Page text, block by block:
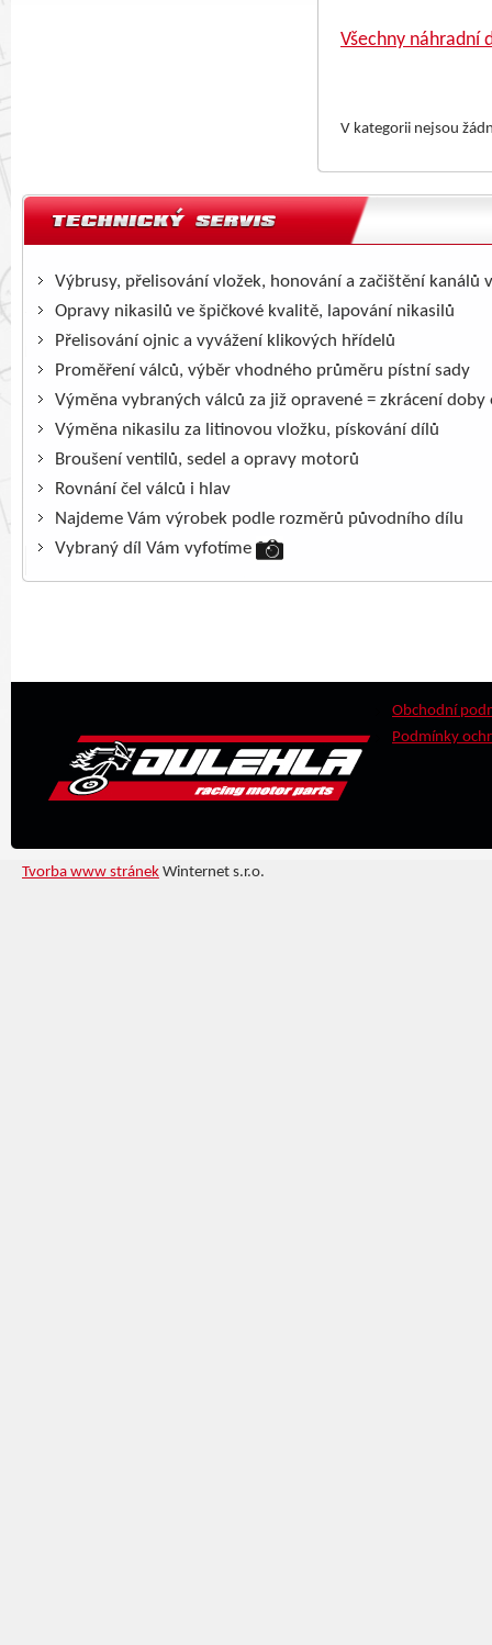
Všechny náhradní
V kategorii nejsou
Výbrusy, přelisování vložek, honování a začištění kanálů
Opravy nikasilů ve špičkové kvalitě, lapování nikasilů
Přelisování ojnic a vyvážení klikových hřídelů
Proměření válců, výběr vhodného průměru pístní sady
Výměna vybraných válců za již opravené = zkrácení doby
Výměna nikasilu za litinovou vložku, pískování dílů
Broušení ventilů, sedel a opravy motorů
Rovnání čel válců i hlav
Najdeme Vám výrobek podle rozměrů původního dílu
Vybraný díl Vám vyfotíme
Obchodní
Podmínky
Tvorba www stránek Winternet s.r.o.